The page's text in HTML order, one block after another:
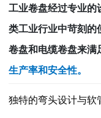
工业卷盘经过专业的
类工业行业中苛刻的
卷盘和电缆卷盘来满
生产率和安全性。
独特的弯头设计与软